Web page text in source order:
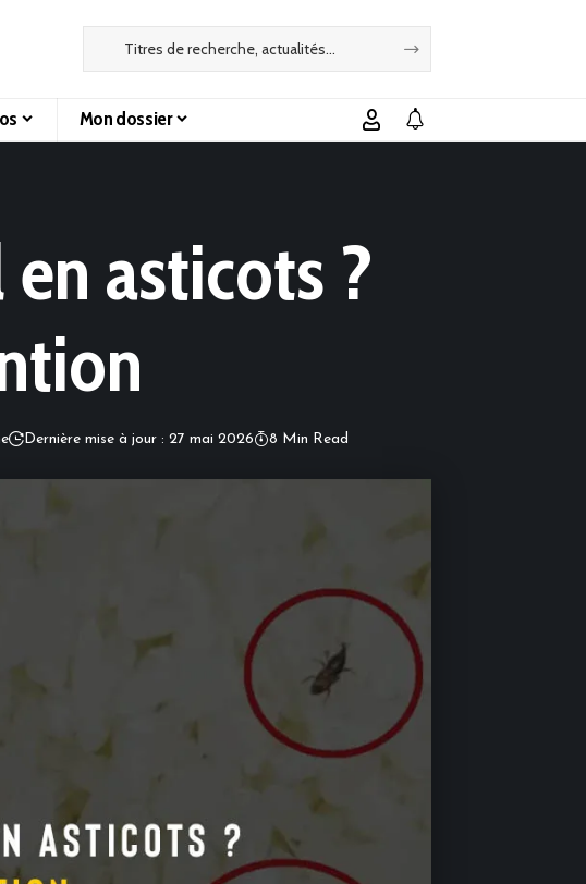
Mon dossier
asticots ?
Dernière mise à jour : 27 mai 2026 8 Min Read